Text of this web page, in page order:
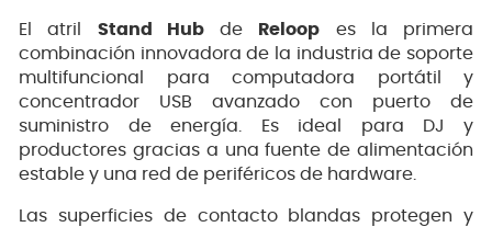
El atril Stand Hubde Reloop es la primera
combinación innovadora de la industria de soporte
multifuncional para computadora portátil y
concentrador USB avanzado con puerto de
suministro de energía. Es ideal para DJ y
productores gracias a una fuente de alimentación
estable y una red de periféricos de hardware.
Las superficies de contacto blandas protegen y